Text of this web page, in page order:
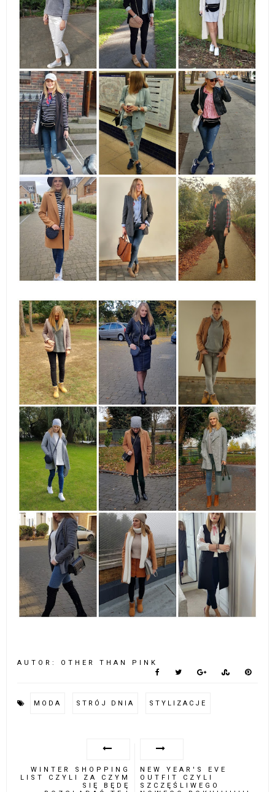
AUTOR: OTHER THAN PINK
MODA STRÓJ DNIA STYLIZACJE
WINTER SHOPPING
LIST CZYLI ZA CZYM
SIĘ BĘDĘ
NEW YEAR'S EVE
OUTFIT CZYLI
SZCZĘŚLIWEGO